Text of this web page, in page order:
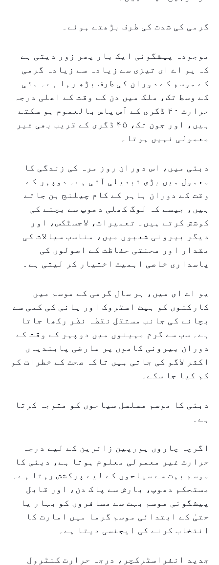
گرمی کی شدت کی طرف بڑھتے ہوئے۔
موجودہ پیشگوئی ایک بار پھر زور دیتی ہے
کہ یو اے ای تیزی سے زیادہ سے زیادہ گرمی
کے موسم کے دوران کی طرف بڑھ رہا ہے۔ مئی
کے وسط تک، ملک میں دن کے وقت کے اعلی درجہ
حرارت ۴۰ ڈگری کے آس پاس بالعموم ہو سکتے
ہیں، اور جون تک، ۴۵ ڈگری کے قریب بھی غیر
معمولی نہیں ہوتا۔
دبئی میں، اس دوران روز مرہ کی زندگی کا
معمول میں بڑی تبدیلی آتی ہے۔ دوپہر کے
وقت کے دوران باہر کے کام چیلنج بن جاتے
ہیں، جیسے کہ لوگ کھلی دھوپ سے بچنے کی
کوشش کرتے ہیں۔ تعمیرات، لاجسٹکس، اور
دیگر بیرونی شعبوں میں، مناسب سیالات کی
مقدار اور محنتی حفاظت کے اصولوں کی
پاسداری خاصی اہمیت اختیار کر لیتی ہے۔
یو اے ای میں، ہر سال گرمی کے موسم میں
کارکنوں کو ہیٹ اسٹروک اور پانی کی کمی سے
بچانے کی جانب مستقل نقطہ نظر رکھا جاتا
ہے۔ سب سے گرم مہینوں میں دوپہر کے وقت کے
دوران بیرونی کاموں پر عارضی پابندیاں
اکثر لاگو کی جاتی ہیں تاکہ صحت کے خطرات کو
کم کیا جا سکے۔
دبئی کا موسم مسلسل سیاحوں کو متوجہ کرتا
ہے۔
اگرچہ چاروں یورپین زائرین کے لیے درجہ
حرارت غیر معمولی معلوم ہوتا ہے، دبئی کا
موسم بہت سے سیاحوں کے لیے پرکشش رہتا ہے۔
مستحکم دھوپ، بارش سے پاک دن، اور قابل
پیشگوئی موسم بہت سے مسافروں کو بہار یا
حتیٰ کے ابتدائی موسم گرما میں امارت کا
انتخاب کرنے کی ایجنسی دیتا ہے۔
جدید انفراسٹرکچر، درجہ حرارت کنٹرول